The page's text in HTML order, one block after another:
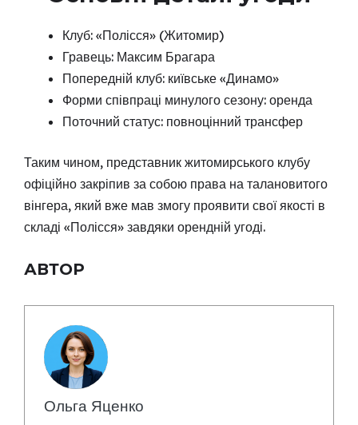
Клуб: «Полісся» (Житомир)
Гравець: Максим Брагара
Попередній клуб: київське «Динамо»
Форми співпраці минулого сезону: оренда
Поточний статус: повноцінний трансфер
Таким чином, представник житомирського клубу
офіційно закріпив за собою права на талановитого
вінгера, який вже мав змогу проявити свої якості в
складі «Полісся» завдяки орендній угоді.
АВТОР
Ольга Яценко